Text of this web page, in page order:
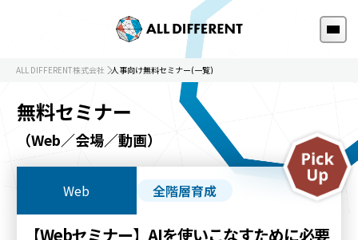
ALL DIFFERENT株式会社 人事向け無料セミナー(一覧)
無料セミナー
（Web／会場／動画）
Web 全階層育成
【Webセミナー】AIを使いこなすために必要